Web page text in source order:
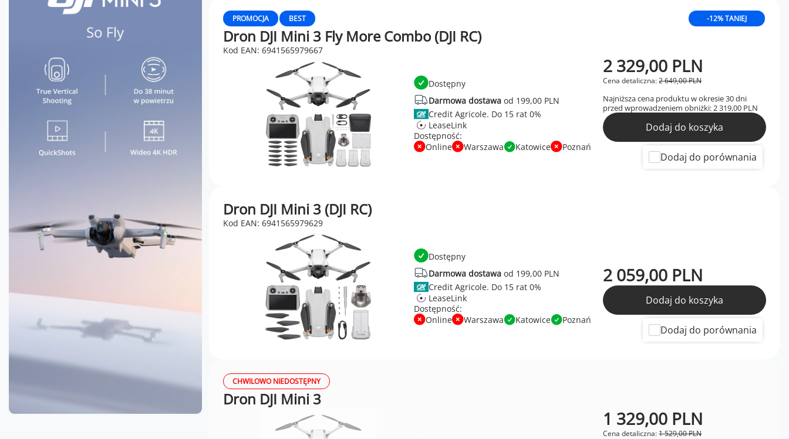
PROMOCJA BEST -12% TANIEJ
Dron DJI Mini 3 Fly More Combo (DJI RC)
Kod EAN: 6941565979667
Dostępny
Darmowa dostawaod 199,00 PLN
Credit Agricole.
LeaseLink
Dostępność:
Online
Warszawa Katowice Poznań
Cena detaliczna:2 649,00 PLN
2 329,00 PLN
Najniższa cena produktu w okresie 30 dni
przed wprowadzeniem obniżki:2 319,00 PLN
Dodaj do koszyka
Dodaj do porównania
Dron DJI Mini 3 (DJI RC)
Kod EAN: 6941565979629
Dostępny
Darmowa dostawaod 199,00 PLN
Credit Agricole.
LeaseLink
Dostępność:
Online
Warszawa Katowice Poznań
2 059,00 PLN
Dodaj do koszyka
Dodaj do porównania
CHWILOWO NIEDOSTĘPNY
Dron DJI Mini 3
Cena detaliczna:1 529,00 PLN
1 329,00 PLN